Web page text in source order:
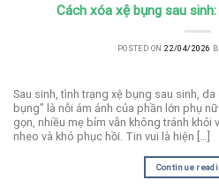
Cách xóa xệ bụng sau
POSTED ON22/04/2026
Sau sinh, tình trạng xệ bụng sau sinh,
bụng” là nỗi ám ảnh của phần lớn phụ
gọn, nhiều mẹ bỉm vẫn không tránh khỏi
nheo và khó phục hồi. Tin vui là hiện […]
Continue